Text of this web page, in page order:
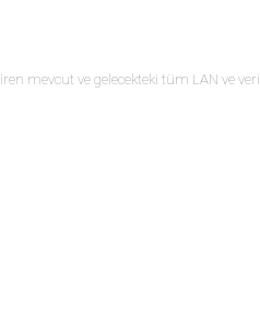
mevcut ve gelecekteki tüm LAN ve veri